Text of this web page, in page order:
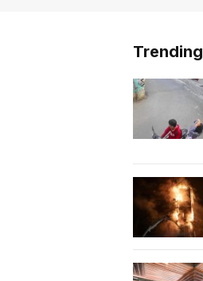
Trending